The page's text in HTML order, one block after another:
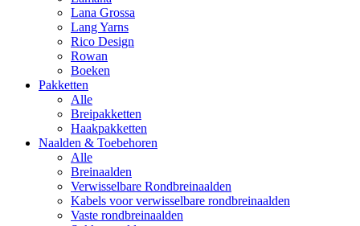
Lana Grossa
Lang Yarns
Rico Design
Rowan
Boeken
Pakketten
Alle
Breipakketten
Haakpakketten
Naalden & Toebehoren
Alle
Breinaalden
Verwisselbare Rondbreinaalden
Kabels voor verwisselbare rondbreinaalden
Vaste rondbreinaalden